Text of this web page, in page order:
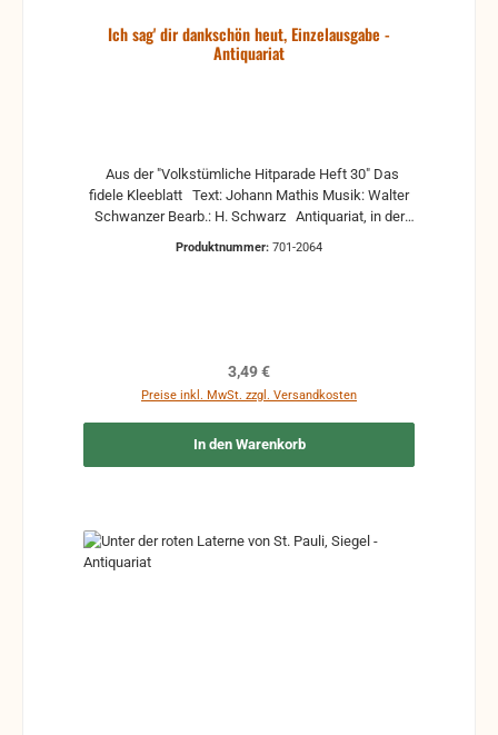
Ich sag' dir dankschön heut, Einzelausgabe -
Antiquariat
fidele Kleeblatt Text: Johann Mathis Musik: Walter
Schwanzer Bearb.: H. Schwarz Antiquariat, in der
Produktnummer: 701-2064
Regulärer Preis:
3,49 €
Preise inkl. MwSt. zzgl. Versandkosten
In den Warenkorb